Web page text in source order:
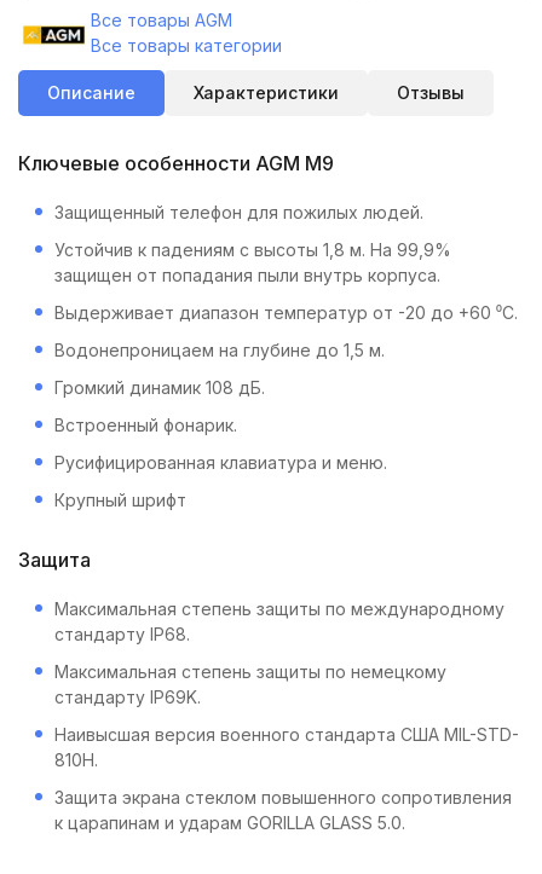
Все товары AGM
Все товары категории
Описание Характеристики Отзывы
Ключевые особенности AGM M9
Защищенный телефон для пожилых людей.
Устойчив к падениям с высоты 1,8 м. На 99,9%
защищен от попадания пыли внутрь корпуса.
Выдерживает диапазон температур от -20 до +60 ⁰С.
Водонепроницаем на глубине до 1,5 м.
Громкий динамик 108 дБ.
Встроенный фонарик.
Русифицированная клавиатура и меню.
Крупный шрифт
Защита
Максимальная степень защиты по международному
стандарту IP68.
Максимальная степень защиты по немецкому
стандарту IP69K.
Наивысшая версия военного стандарта США MIL-STD-
810H.
Защита экрана стеклом повышенного сопротивления
к царапинам и ударам GORILLA GLASS 5.0.